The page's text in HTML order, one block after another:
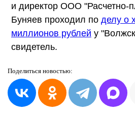
и директор ООО "Расчетно-
Буняев проходил по делу о
миллионов рублей у
свидетель.
Поделиться новостью: